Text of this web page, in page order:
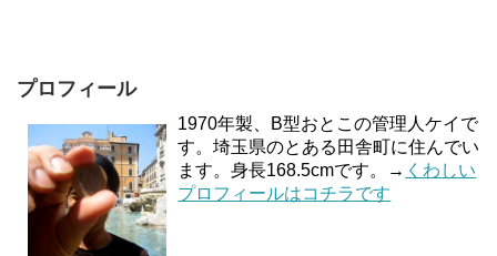
プロフィール
1970年製、B型おとこの管理人ケイで
す。埼玉県のとある田舎町に住んでい
ます。身長168.5cmです。→ くわしい
プロフィールはコチラです